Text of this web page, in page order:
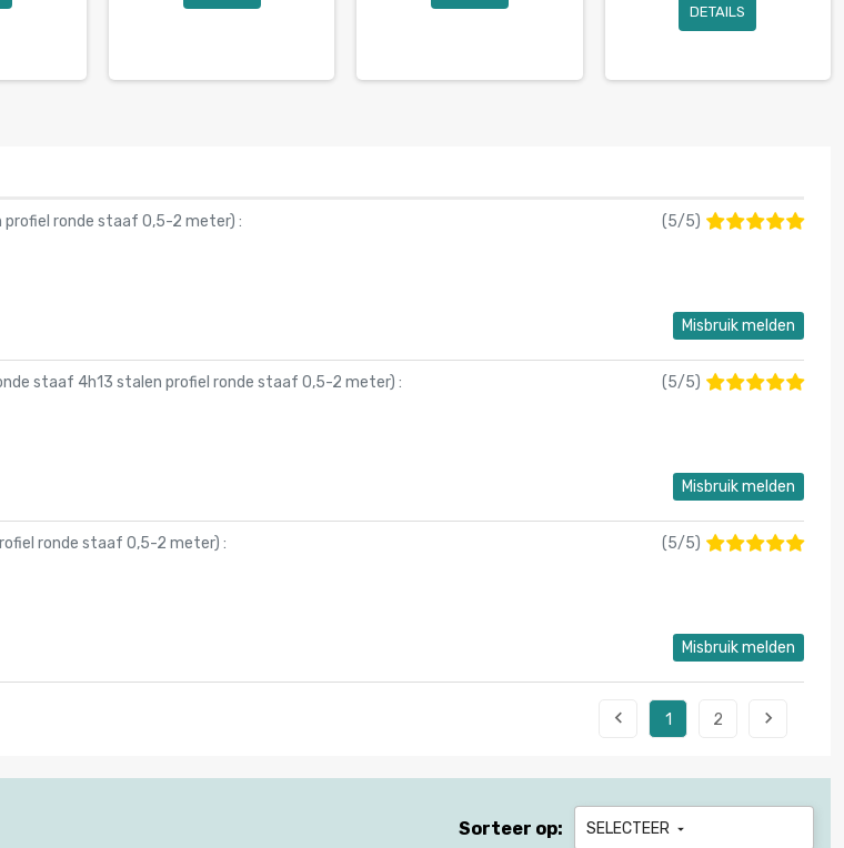
DETAILS
ronde staaf 0,5-2 meter) : (5/5)
Misbruik melden
staaf 4h13 stalen profiel ronde staaf 0,5-2 meter) : (5/5)
Misbruik melden
ronde staaf 0,5-2 meter) : (5/5)
Misbruik melden
 1 2 
Sorteer op: SELECTEER 